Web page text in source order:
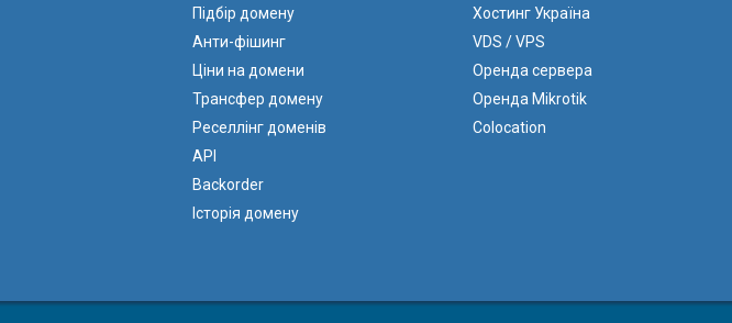
Підбір домену
Анти-фішинг
Ціни на домени
Трансфер домену
Реселлінг доменів
API
Backorder
Історія домену
Хостинг Україна
VDS / VPS
Оренда сервера
Оренда Mikrotik
Colocation